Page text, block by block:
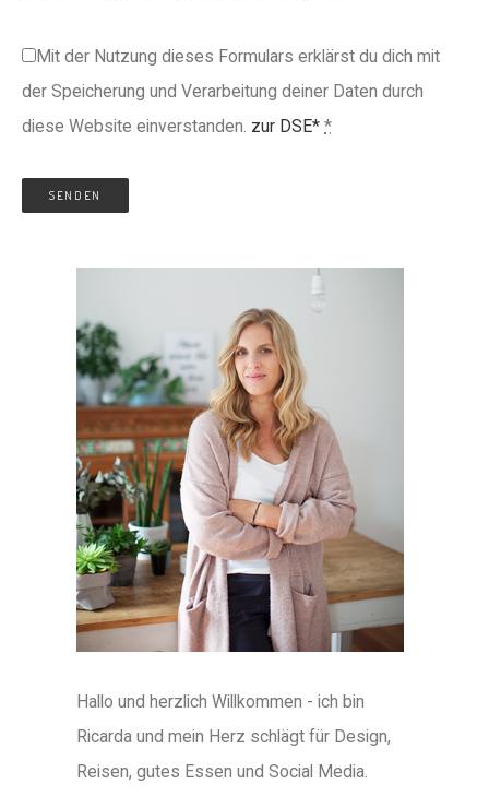
Mit der Nutzung dieses Formulars erklärst du dich mit
der Speicherung und Verarbeitung deiner Daten durch
diese Website einverstanden. zur DSE* *
Hallo und herzlich Willkommen - ich bin
Ricarda und mein Herz schlägt für Design,
Reisen, gutes Essen und Social Media.